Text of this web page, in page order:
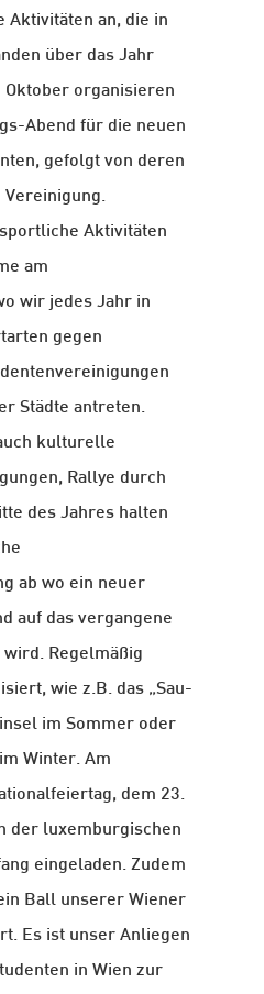
Aktivitäten an, die in
über das Jahr
organisieren
Abend für die neuen
gefolgt von deren
Vereinigung.
Aktivitäten
am
wir jedes Jahr in
gegen
Städte antreten.
kulturelle
Rallye durch
des Jahres halten
ab wo ein neuer
auf das vergangene
Regelmäßig
wie z.B. das „Sau-
im Sommer oder
Winter. Am
dem 23.
der luxemburgischen
eingeladen. Zudem
Ball unserer Wiener
Es ist unser Anliegen
in Wien zur